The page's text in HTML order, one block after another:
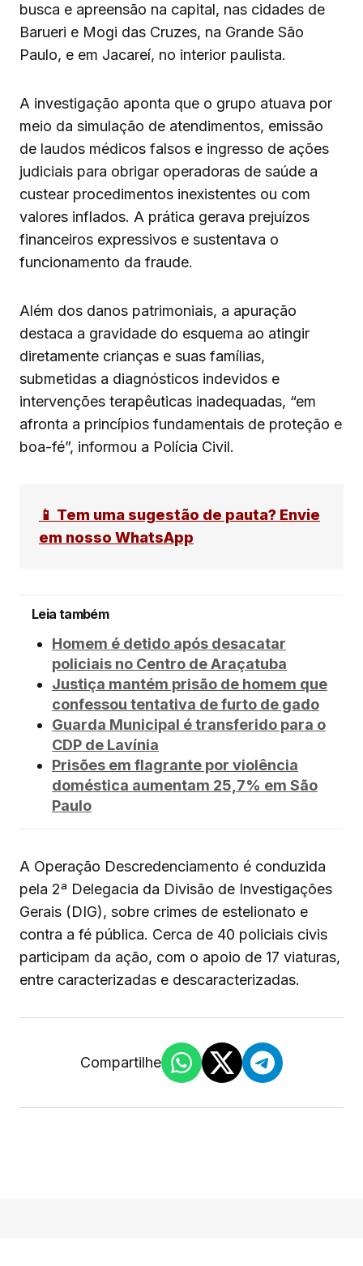
busca e apreensão na capital, nas cidades de
Barueri e Mogi das Cruzes, na Grande São
Paulo, e em Jacareí, no interior paulista.
A investigação aponta que o grupo atuava por
meio da simulação de atendimentos, emissão
de laudos médicos falsos e ingresso de ações
judiciais para obrigar operadoras de saúde a
custear procedimentos inexistentes ou com
valores inflados. A prática gerava prejuízos
financeiros expressivos e sustentava o
funcionamento da fraude.
Além dos danos patrimoniais, a apuração
destaca a gravidade do esquema ao atingir
diretamente crianças e suas famílias,
submetidas a diagnósticos indevidos e
intervenções terapêuticas inadequadas, “em
afronta a princípios fundamentais de proteção e
boa-fé”, informou a Polícia Civil.
📱 Tem uma sugestão de pauta? Envie
em nosso WhatsApp
Leia também
Homem é detido após desacatar
policiais no Centro de Araçatuba
Justiça mantém prisão de homem que
confessou tentativa de furto de gado
Guarda Municipal é transferido para o
CDP de Lavínia
Prisões em flagrante por violência
doméstica aumentam 25,7% em São
Paulo
A Operação Descredenciamento é conduzida
pela 2ª Delegacia da Divisão de Investigações
Gerais (DIG), sobre crimes de estelionato e
contra a fé pública. Cerca de 40 policiais civis
participam da ação, com o apoio de 17 viaturas,
entre caracterizadas e descaracterizadas.
Compartilhe